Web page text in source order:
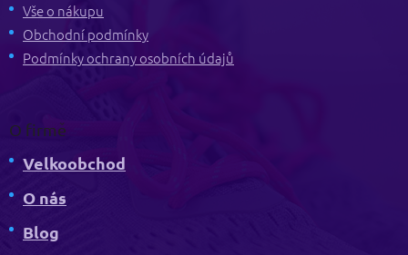
Vše o nákupu
Obchodní podmínky
Podmínky ochrany osobních údajů
O firmě
Velkoobchod
O nás
Blog